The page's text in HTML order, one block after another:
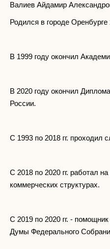
Валиев Айдамир
Родился в городе Оренбурге
В 1999 году окончил
В 2020 году окончил
России.
С 1993 по 2018 гг. проходил
С 2018 по 2020 гг. работал
коммерческих структурах.
С 2019 по 2020 гг. -
Думы Федерального